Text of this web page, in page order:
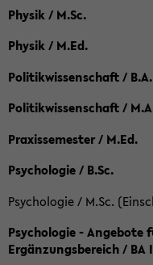
Physik / M.Sc.
Physik / M.Ed.
Politikwissenschaft / B.A.
Politikwissenschaft /
Praxissemester / M.Ed.
Psychologie / B.Sc.
Psychologie / M.Sc.
Psychologie - Angebote
Ergänzungsbereich / BA